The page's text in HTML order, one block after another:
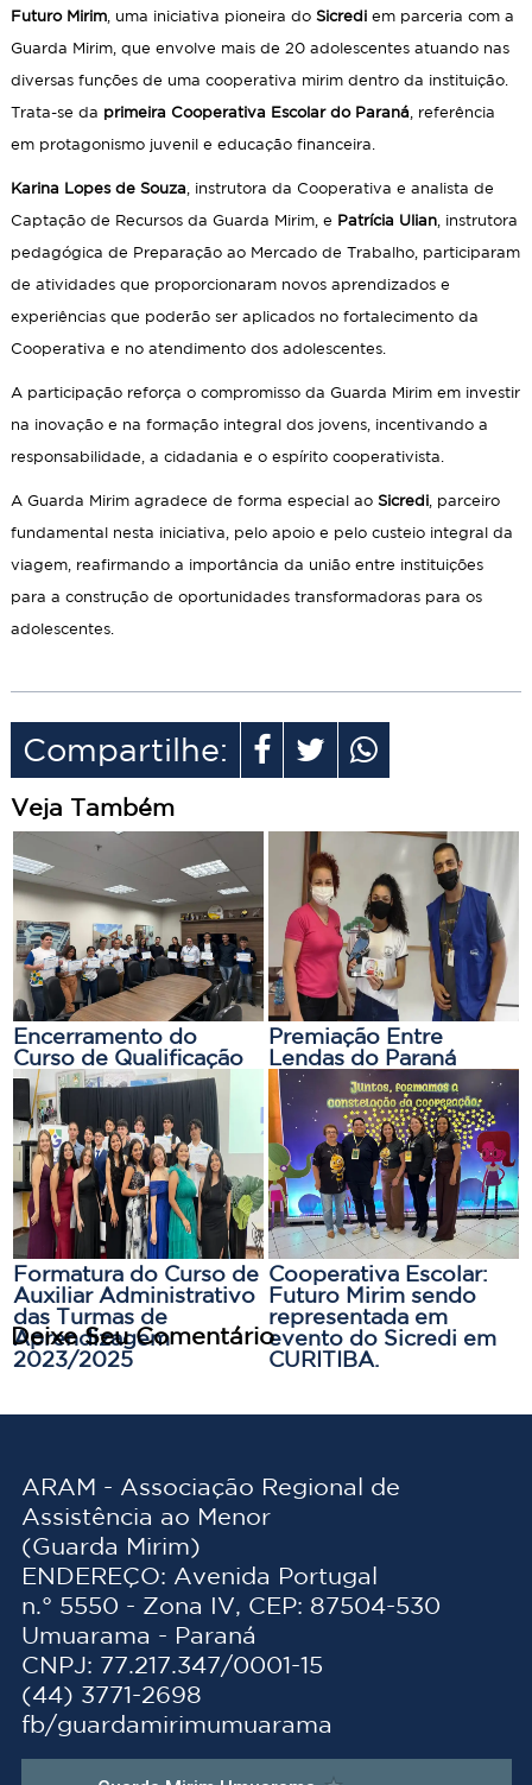
Futuro Mirim, uma iniciativa pioneira do Sicrediem parceria com a
Guarda Mirim, que envolve mais de 20 adolescentes atuando nas
diversas funções de uma cooperativa mirim dentro da instituição.
Trata-se da primeira Cooperativa Escolar do Paraná , referência
em protagonismo juvenil e educação financeira.
Karina Lopes de Souza , instrutora da Cooperativa e analista de
Captação de Recursos da Guarda Mirim, e Patrícia Ulian, instrutora
pedagógica de Preparação ao Mercado de Trabalho, participaram
de atividades que proporcionaram novos aprendizados e
experiências que poderão ser aplicados no fortalecimento da
Cooperativa e no atendimento dos adolescentes.
A participação reforça o compromisso da Guarda Mirim em investir
na inovação e na formação integral dos jovens, incentivando a
responsabilidade, a cidadania e o espírito cooperativista.
A Guarda Mirim agradece de forma especial ao Sicredi, parceiro
fundamental nesta iniciativa, pelo apoio e pelo custeio integral da
viagem, reafirmando a importância da união entre instituições
para a construção de oportunidades transformadoras para os
adolescentes.
Compartilhe:
Veja Também
Encerramento do
Curso de Qualificação
Profissional no
Shopping Palladium
Premiação Entre
Lendas do Paraná
Formatura do Curso de
Auxiliar Administrativo
das Turmas de
Aprendizagem
2023/2025
Cooperativa Escolar:
Futuro Mirim sendo
representada em
evento do Sicredi em
CURITIBA.
Deixe Seu Comentário
ARAM - Associação Regional de
Assistência ao Menor
(Guarda Mirim)
ENDEREÇO: Avenida Portugal
n.° 5550 - Zona IV, CEP: 87504-530
Umuarama - Paraná
CNPJ: 77.217.347/0001-15
(44) 3771-2698
fb/guardamirimumuarama